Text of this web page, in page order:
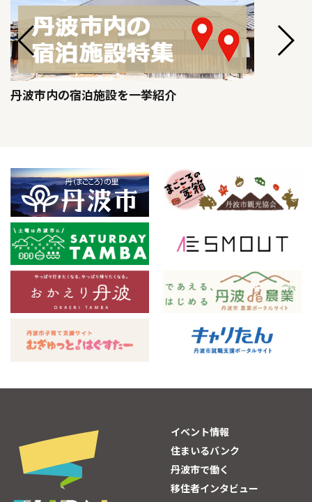
丹波市内の宿泊施設を一挙紹介
イベント情報
住まいるバンク
丹波市で働く
移住者インタビュー